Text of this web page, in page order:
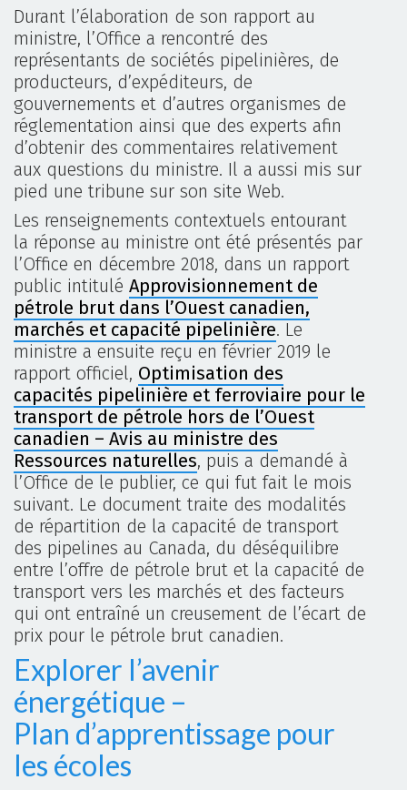
Durant l’élaboration de son rapport au
ministre, l’Office a rencontré des
représentants de sociétés pipelinières, de
producteurs, d’expéditeurs, de
gouvernements et d’autres organismes de
réglementation ainsi que des experts afin
d’obtenir des commentaires relativement
aux questions du ministre. Il a aussi mis sur
pied une tribune sur son site Web.
Les renseignements contextuels entourant
la réponse au ministre ont été présentés par
l’Office en décembre 2018, dans un rapport
public intitulé Approvisionnement de
pétrole brut dans l’Ouest canadien,
marchés et capacité pipelinière. Le
ministre a ensuite reçu en février 2019 le
rapport officiel, Optimisation des
capacités pipelinière et ferroviaire pour le
transport de pétrole hors de l’Ouest
canadien – Avis au ministre des
Ressources naturelles, puis a demandé à
l’Office de le publier, ce qui fut fait le mois
suivant. Le document traite des modalités
de répartition de la capacité de transport
des pipelines au Canada, du déséquilibre
entre l’offre de pétrole brut et la capacité de
transport vers les marchés et des facteurs
qui ont entraîné un creusement de l’écart de
prix pour le pétrole brut canadien.
Explorer l’avenir
énergétique –
Plan d’apprentissage pour
les écoles